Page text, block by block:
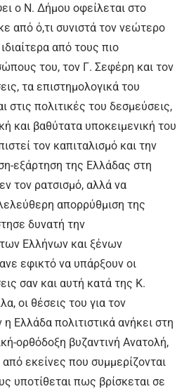
ο Ν. Δήμου οφείλεται στο
από ό,τι συνιστά τον νεώτερο
από τους πιο
του, τον Γ. Σεφέρη και τον
τα επιστημολογικά του
στις πολιτικές του δεσμεύσεις,
και βαθύτατα υποκειμενική του
τον καπιταλισμό και την
εξάρτηση της Ελλάδας στη
τον ρατσισμό, αλλά να
απορρύθμιση της
δυνατή την
Ελλήνων και ξένων
εφικτό να υπάρξουν οι
σαν και αυτή κατά της Κ.
οι θέσεις του για τον
Ελλάδα πολιτιστικά ανήκει στη
ορθόδοξη βυζαντινή Ανατολή,
εκείνες που συμμερίζονται
υποτίθεται πως βρίσκεται σε